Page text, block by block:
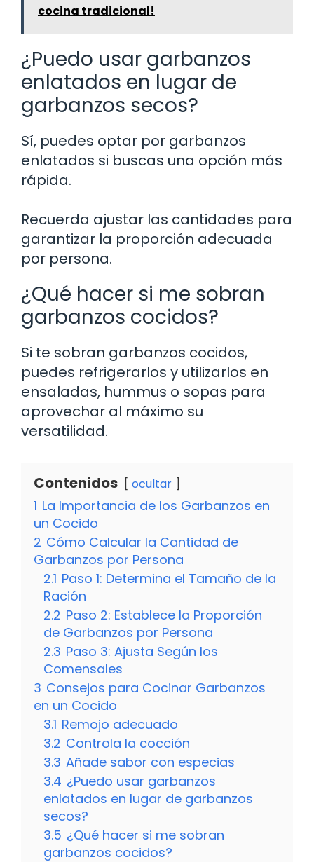
cocina tradicional!
¿Puedo usar garbanzos
enlatados en lugar de
garbanzos secos?
Sí, puedes optar por garbanzos
enlatados si buscas una opción más
rápida.
Recuerda ajustar las cantidades para
garantizar la proporción adecuada
por persona.
¿Qué hacer si me sobran
garbanzos cocidos?
Si te sobran garbanzos cocidos,
puedes refrigerarlos y utilizarlos en
ensaladas, hummus o sopas para
aprovechar al máximo su
versatilidad.
Contenidos ocultar
1 La Importancia de los Garbanzos en
un Cocido
2 Cómo Calcular la Cantidad de
Garbanzos por Persona
2.1 Paso 1: Determina el Tamaño de la
Ración
2.2 Paso 2: Establece la Proporción
de Garbanzos por Persona
2.3 Paso 3: Ajusta Según los
Comensales
3 Consejos para Cocinar Garbanzos
en un Cocido
3.1 Remojo adecuado
3.2 Controla la cocción
3.3 Añade sabor con especias
3.4 ¿Puedo usar garbanzos
enlatados en lugar de garbanzos
secos?
3.5 ¿Qué hacer si me sobran
garbanzos cocidos?